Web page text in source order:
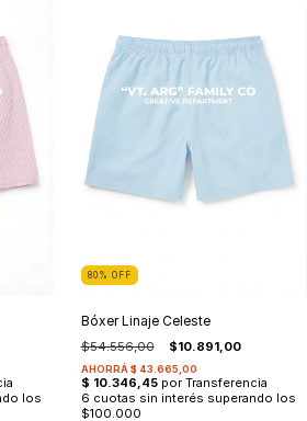
80 % OFF
Bóxer Linaje Celeste
$54.556,00 $10.891,00